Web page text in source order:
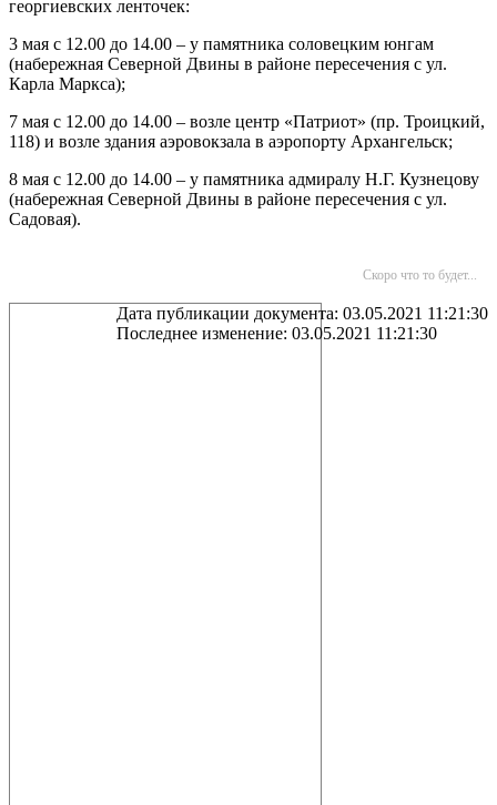
георгиевских ленточек:
3 мая с 12.00 до 14.00 – у памятника соловецким юнгам
(набережная Северной Двины в районе пересечения с ул.
Карла Маркса);
7 мая с 12.00 до 14.00 – возле центр «Патриот» (пр. Троицкий,
118) и возле здания аэровокзала в аэропорту Архангельск;
8 мая с 12.00 до 14.00 – у памятника адмиралу Н.Г. Кузнецову
(набережная Северной Двины в районе пересечения с ул.
Садовая).
Скоро что то будет...
Дата публикации документа: 03.05.2021 11:21:30
Последнее изменение: 03.05.2021 11:21:30